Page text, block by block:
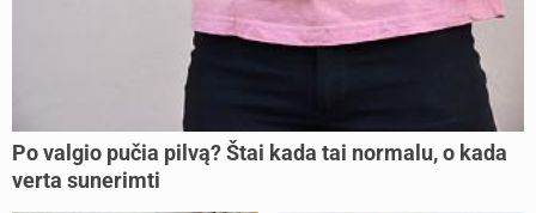
Po valgio pučia pilvą? Štai kada tai normalu, o kada
verta sunerimti